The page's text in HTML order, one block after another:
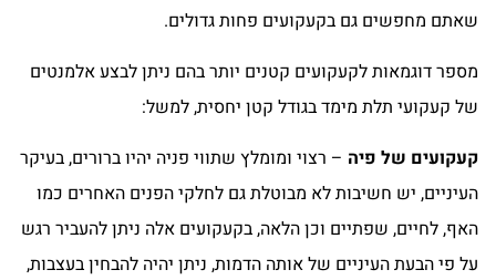
שאתם מחפשים גם בקעקועים פחות גדולים.
מספר דוגמאות לקעקועים קטנים יותר בהם ניתן לבצע אלמנטים
של קעקועי תלת מימד בגודל קטן יחסית, למשל:
קעקועים של פיה– רצוי ומומלץ שתווי פניה יהיו ברורים, בעיקר
העיניים, יש חשיבות לא מבוטלת גם לחלקי הפנים האחרים כמו
האף, לחיים, שפתיים וכן הלאה, בקעקועים אלה ניתן להעביר רגש
על פי הבעת העיניים של אותה הדמות, ניתן יהיה להבחין בעצבות,